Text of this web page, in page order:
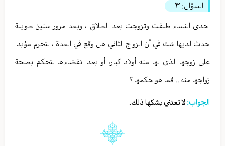
السؤال: ٣
احدى النساء طلقت وتزوجت بعد الطلاق ، وبعد مرور سنين طويلة
حدث لديها شك في أن الزواج الثاني هل وقع في العدة ، لتحرم مؤبدا
على زوجها الذي لها منه أولاد كبار، أو بعد انقضاءها لتحكم بصحة
زواجها منه .. فما هو حكمها ؟
الجواب: لا تعتني بشكها ذلك.